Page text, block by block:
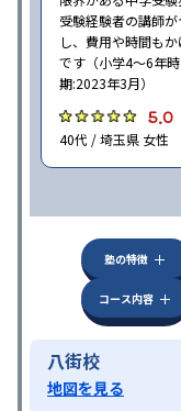
受験経験者の講師
し、費用や時間も
です（小学4〜6年
期:2023年3月）
5.0
40代 / 埼玉県 女性
塾の特徴
コース内容
八街校
地図を見る